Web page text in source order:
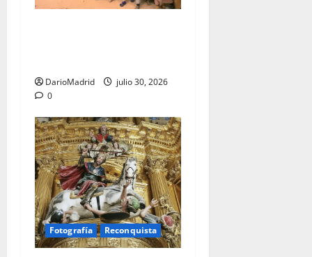
DarioMadrid
julio 30, 2026
0
Fotografía Reconquista